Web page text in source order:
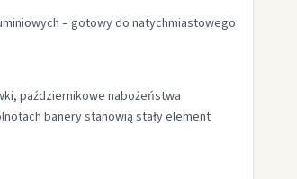
– gotowy do natychmiastowego
październikowe nabożeństwa
banery stanowią stały element